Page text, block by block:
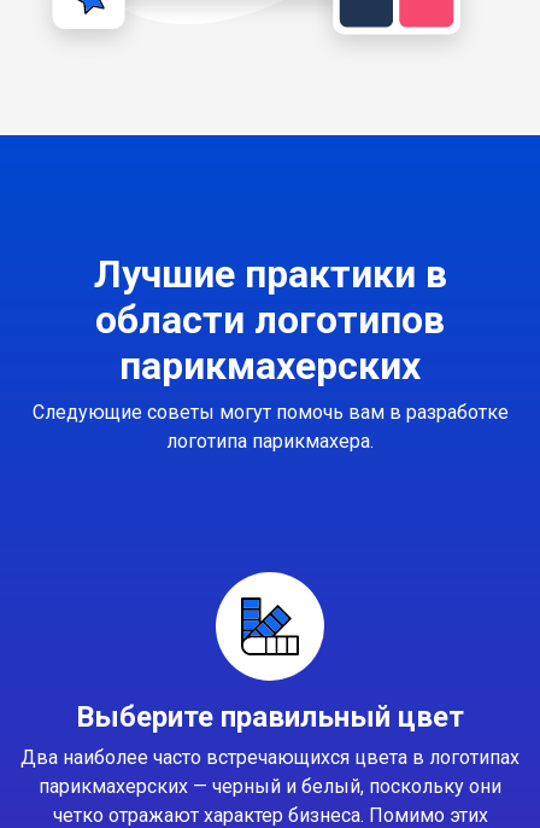
Лучшие практики в
области логотипов
парикмахерских
Следующие советы могут помочь вам в разработке
логотипа парикмахера.
Выберите правильный цвет
Два наиболее часто встречающихся цвета в логотипах
парикмахерских — черный и белый, поскольку они
четко отражают характер бизнеса. Помимо этих